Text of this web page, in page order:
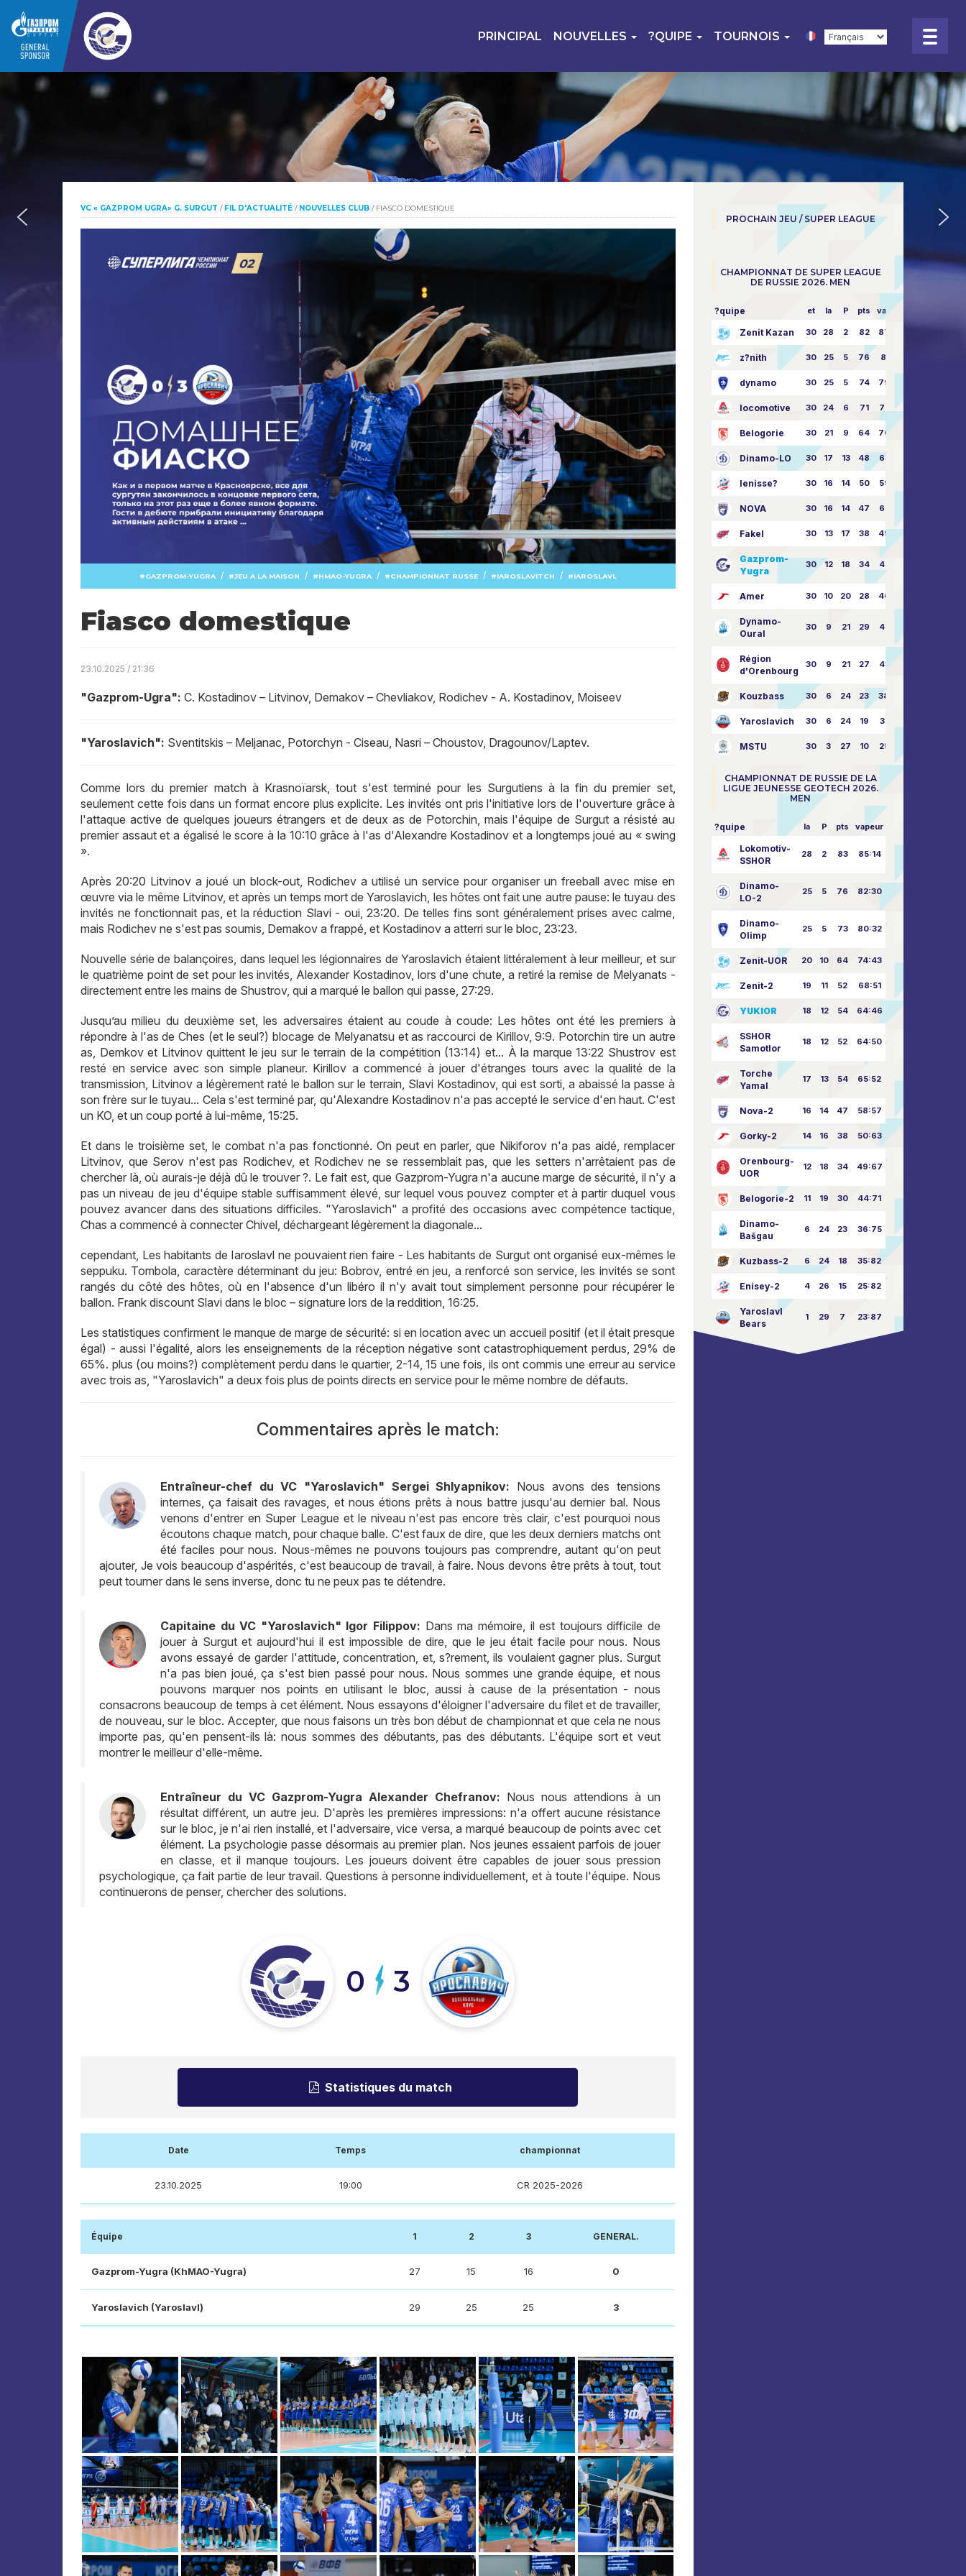
PRINCIPAL NOUVELLES ?QUIPE TOURNOIS
VC « GAZPROM UGRA» G. SURGUT / FIL D'ACTUALITÉ / NOUVELLES CLUB / FIASCO DOMESTIQUE
GAZPROM-YUGRA / JEU A LA MAISON / HMAO-YUGRA / CHAMPIONNAT RUSSE / IAROSLAVITCH / IAROSLAVL
Fiasco domestique
23.10.2025 / 21:36
"Gazprom-Ugra": C. Kostadinov – Litvinov, Demakov – Chevliakov, Rodichev - A. Kostadinov, Moiseev
"Yaroslavich": Sventitskis – Meljanac, Potorchyn - Ciseau, Nasri – Choustov, Dragounov/Laptev.
Comme lors du premier match à Krasnoïarsk, tout s'est terminé pour les Surgutiens à la fin du premier set,
seulement cette fois dans un format encore plus explicite. Les invités ont pris l'initiative lors de l'ouverture grâce à
l'attaque active de quelques joueurs étrangers et de deux as de Potorchin, mais l'équipe de Surgut a résisté au
premier assaut et a égalisé le score à la 10:10 grâce à l'as d'Alexandre Kostadinov et a longtemps joué au « swing
».
Après 20:20 Litvinov a joué un block-out, Rodichev a utilisé un service pour organiser un freeball avec mise en
œuvre via le même Litvinov, et après un temps mort de Yaroslavich, les hôtes ont fait une autre pause: le tuyau des
invités ne fonctionnait pas, et la réduction Slavi - oui, 23:20. De telles fins sont généralement prises avec calme,
mais Rodichev ne s'est pas soumis, Demakov a frappé, et Kostadinov a atterri sur le bloc, 23:23.
Nouvelle série de balançoires, dans lequel les légionnaires de Yaroslavich étaient littéralement à leur meilleur, et sur
le quatrième point de set pour les invités, Alexander Kostadinov, lors d'une chute, a retiré la remise de Melyanats -
directement entre les mains de Shustrov, qui a marqué le ballon qui passe, 27:29.
Jusqu’au milieu du deuxième set, les adversaires étaient au coude à coude: Les hôtes ont été les premiers à
répondre à l'as de Ches (et le seul?) blocage de Melyanatsu et as raccourci de Kirillov, 9:9. Potorchin tire un autre
as, Demkov et Litvinov quittent le jeu sur le terrain de la compétition (13:14) et... À la marque 13:22 Shustrov est
resté en service avec son simple planeur. Kirillov a commencé à jouer d'étranges tours avec la qualité de la
transmission, Litvinov a légèrement raté le ballon sur le terrain, Slavi Kostadinov, qui est sorti, a abaissé la passe à
son frère sur le tuyau... Cela s'est terminé par, qu'Alexandre Kostadinov n'a pas accepté le service d'en haut. C'est
un KO, et un coup porté à lui-même, 15:25.
Et dans le troisième set, le combat n'a pas fonctionné. On peut en parler, que Nikiforov n'a pas aidé, remplacer
Litvinov, que Serov n'est pas Rodichev, et Rodichev ne se ressemblait pas, que les setters n'arrêtaient pas de
chercher là, où aurais-je déjà dû le trouver ?. Le fait est, que Gazprom-Yugra n'a aucune marge de sécurité, il n'y a
pas un niveau de jeu d'équipe stable suffisamment élevé, sur lequel vous pouvez compter et à partir duquel vous
pouvez avancer dans des situations difficiles. "Yaroslavich" a profité des occasions avec compétence tactique,
Chas a commencé à connecter Chivel, déchargeant légèrement la diagonale...
cependant, Les habitants de Iaroslavl ne pouvaient rien faire - Les habitants de Surgut ont organisé eux-mêmes le
seppuku. Tombola, caractère déterminant du jeu: Bobrov, entré en jeu, a renforcé son service, les invités se sont
rangés du côté des hôtes, où en l'absence d'un libéro il n'y avait tout simplement personne pour récupérer le
ballon. Frank discount Slavi dans le bloc – signature lors de la reddition, 16:25.
Les statistiques confirment le manque de marge de sécurité: si en location avec un accueil positif (et il était presque
égal) - aussi l'égalité, alors les enseignements de la réception négative sont catastrophiquement perdus, 29% de
65%. plus (ou moins?) complètement perdu dans le quartier, 2-14, 15 une fois, ils ont commis une erreur au service
avec trois as, "Yaroslavich" a deux fois plus de points directs en service pour le même nombre de défauts.
Commentaires après le match:
Entraîneur-chef du VC "Yaroslavich" Sergei Shlyapnikov: Nous avons des tensions
internes, ça faisait des ravages, et nous étions prêts à nous battre jusqu'au dernier bal. Nous
venons d'entrer en Super League et le niveau n'est pas encore très clair, c'est pourquoi nous
écoutons chaque match, pour chaque balle. C'est faux de dire, que les deux derniers matchs ont
été faciles pour nous. Nous-mêmes ne pouvons toujours pas comprendre, autant qu'on peut
ajouter, Je vois beaucoup d'aspérités, c'est beaucoup de travail, à faire. Nous devons être prêts à tout, tout
peut tourner dans le sens inverse, donc tu ne peux pas te détendre.
Capitaine du VC "Yaroslavich" Igor Filippov: Dans ma mémoire, il est toujours difficile de
jouer à Surgut et aujourd'hui il est impossible de dire, que le jeu était facile pour nous. Nous
avons essayé de garder l'attitude, concentration, et, s?rement, ils voulaient gagner plus. Surgut
n'a pas bien joué, ça s'est bien passé pour nous. Nous sommes une grande équipe, et nous
pouvons marquer nos points en utilisant le bloc, aussi à cause de la présentation - nous
consacrons beaucoup de temps à cet élément. Nous essayons d'éloigner l'adversaire du filet et de travailler,
de nouveau, sur le bloc. Accepter, que nous faisons un très bon début de championnat et que cela ne nous
importe pas, qu'en pensent-ils là: nous sommes des débutants, pas des débutants. L'équipe sort et veut
montrer le meilleur d'elle-même.
Entraîneur du VC Gazprom-Yugra Alexander Chefranov: Nous nous attendions à un
résultat différent, un autre jeu. D'après les premières impressions: n'a offert aucune résistance
sur le bloc, je n'ai rien installé, et l'adversaire, vice versa, a marqué beaucoup de points avec cet
élément. La psychologie passe désormais au premier plan. Nos jeunes essaient parfois de jouer
en classe, et il manque toujours. Les joueurs doivent être capables de jouer sous pression
psychologique, ça fait partie de leur travail. Questions à personne individuellement, et à toute l'équipe. Nous
continuerons de penser, chercher des solutions.
0 3
Statistiques du match
Date Temps championnat
23.10.2025 19:00 CR 2025-2026
Équipe 1 2 3 GENERAL.
Gazprom-Yugra (KhMAO-Yugra) 27 15 16 0
Yaroslavich (Yaroslavl) 29 25 25 3
PROCHAIN JEU / SUPER LEAGUE
CHAMPIONNAT DE SUPER LEAGUE
DE RUSSIE 2026. MEN
?quipe et la P pts vapeur
Zenit Kazan 30 28 2 82 87:24
z?nith 30 25 5 76 81:21
dynamo 30 25 5 74 79:26
locomotive 30 24 6 71 77:33
Belogorie 30 21 9 64 70:40
Dinamo-LO 30 17 13 48 63:57
Ienisse? 30 16 14 50 59:53
NOVA 30 16 14 47 62:58
Fakel 30 13 17 38 49:62
Gazprom-
Yugra
30 12 18 34 45:63
Amer 30 10 20 28 46:73
Dynamo-
Oural
30 9 21 29 41:70
Région
d'Orenbourg
30 9 21 27 43:73
Kouzbass 30 6 24 23 38:76
Yaroslavich 30 6 24 19 31:80
MSTU 30 3 27 10 25:87
CHAMPIONNAT DE RUSSIE DE LA
LIGUE JEUNESSE GEOTECH 2026.
MEN
?quipe la P pts vapeur
Lokomotiv-
SSHOR
28 2 83 85:14
Dinamo-
LO-2
25 5 76 82:30
Dinamo-
Olimp
25 5 73 80:32
Zenit-UOR 20 10 64 74:43
Zenit-2 19 11 52 68:51
YUKIOR 18 12 54 64:46
SSHOR
Samotlor
18 12 52 64:50
Torche
Yamal
17 13 54 65:52
Nova-2 16 14 47 58:57
Gorky-2 14 16 38 50:63
Orenbourg-
UOR
12 18 34 49:67
Belogorie-2 11 19 30 44:71
Dinamo-
Bašgau
6 24 23 36:75
Kuzbass-2 6 24 18 35:82
Enisey-2 4 26 15 25:82
Yaroslavl
Bears
1 29 7 23:87